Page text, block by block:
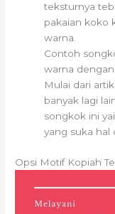
teksturnya
pakaian koko
warna.
Contoh
warna
Mulai dari
banyak lagi
songkok ini
yang suka hal
Opsi Motif Kopiah